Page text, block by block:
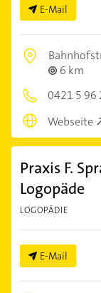
E-Mail
6 km
0421 5 96
Webseite
Praxis F.
Logopäde
LOGOPÄDIE
E-Mail